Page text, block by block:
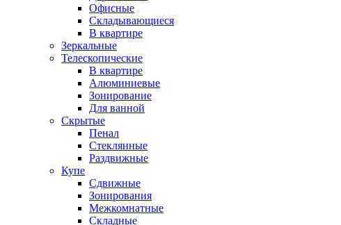
Офисные
Складывающиеся
В квартире
Зеркальные
Телескопические
В квартире
Алюминиевые
Зонирование
Для ванной
Скрытые
Пенал
Стеклянные
Раздвижные
Купе
Сдвижные
Зонирования
Межкомнатные
Складные